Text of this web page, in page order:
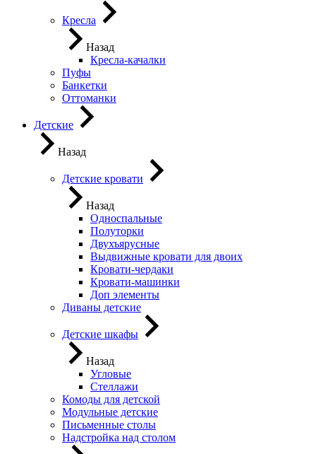
Кресла
Назад
Кресла-качалки
Пуфы
Банкетки
Оттоманки
Детские
Назад
Детские кровати
Назад
Односпальные
Полуторки
Двухъярусные
Выдвижные кровати для двоих
Кровати-чердаки
Кровати-машинки
Доп элементы
Диваны детские
Детские шкафы
Назад
Угловые
Стеллажи
Комоды для детской
Модульные детские
Письменные столы
Надстройка над столом